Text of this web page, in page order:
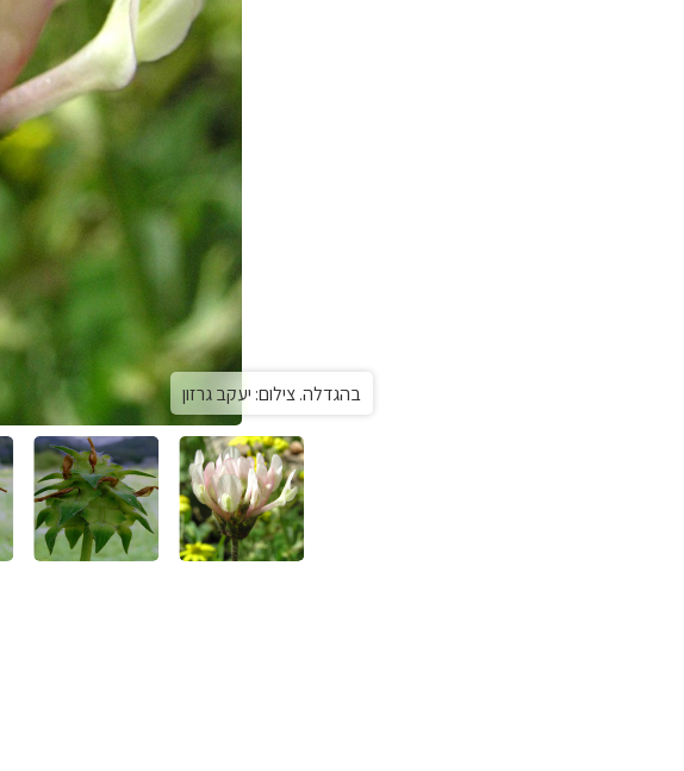
בהגדלה. צילום: יעקב גרזון